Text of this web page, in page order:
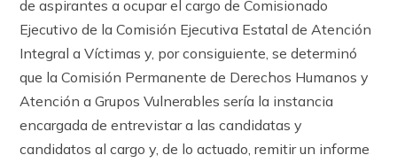
de aspirantes a ocupar el cargo de Comisionado
Ejecutivo de la Comisión Ejecutiva Estatal de Atención
Integral a Víctimas y, por consiguiente, se determinó
que la Comisión Permanente de Derechos Humanos y
Atención a Grupos Vulnerables sería la instancia
encargada de entrevistar a las candidatas y
candidatos al cargo y, de lo actuado, remitir un informe